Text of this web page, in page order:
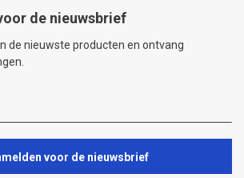
de nieuwsbrief
de nieuwste producten en ontvang
voor de nieuwsbrief